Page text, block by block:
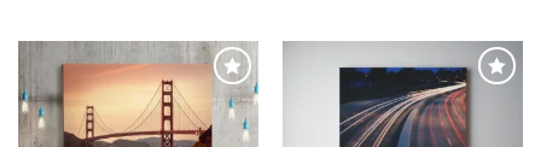
Adaugă
Adaugă